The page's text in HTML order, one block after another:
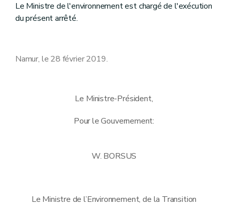
Le Ministre de l'environnement est chargé de l'exécution
du présent arrêté.
Namur, le 28 février 2019.
Le Ministre-Président,
Pour le Gouvernement:
W. BORSUS
Le Ministre de l’Environnement, de la Transition